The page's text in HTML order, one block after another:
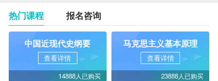
热门课程 报名咨询
中国近现代史纲要
查看详情
14888人已购买
马克思主义基本原理
查看详情
23888人已购买